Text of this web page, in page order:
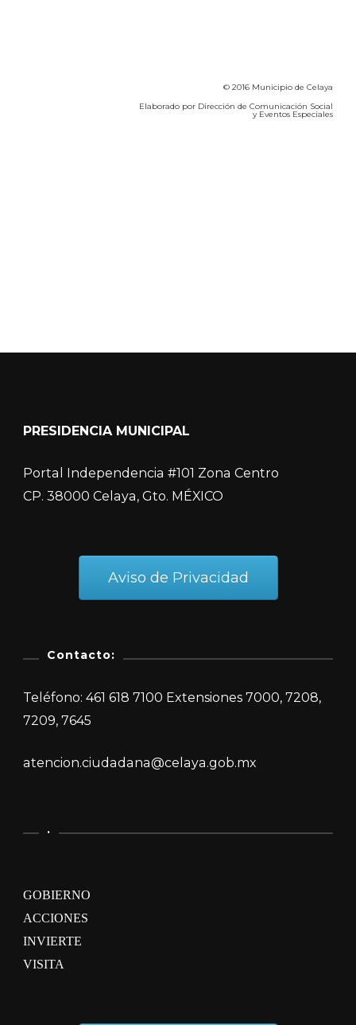
© 2016 Municipio de Celaya
Elaborado por Dirección de Comunicación Social
y Eventos Especiales
PRESIDENCIA MUNICIPAL
Portal Independencia #101 Zona Centro
CP. 38000 Celaya, Gto. MÉXICO
Aviso de Privacidad
Contacto:
Teléfono: 461 618 7100 Extensiones 7000, 7208,
7209, 7645
atencion.ciudadana@celaya.gob.mx
.
GOBIERNO
ACCIONES
INVIERTE
VISITA